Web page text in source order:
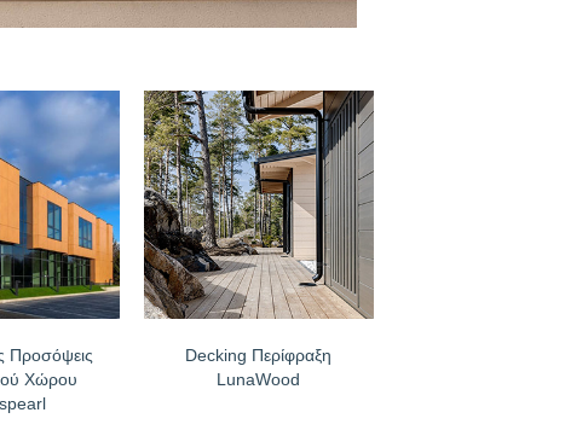
Προσόψεις
Χώρου
Decking Περίφραξη
LunaWood